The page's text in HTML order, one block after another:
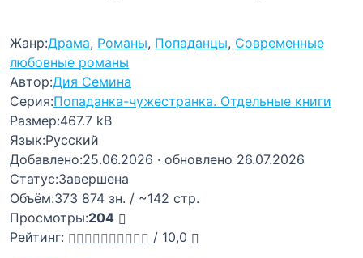
Жанр:Драма, Романы, Попаданцы, Современные
любовные романы
Автор:Дия Семина
Серия:Попаданка-чужестранка. Отдельные книги
Размер:467.7 kB
Язык:Русский
Добавлено:25.06.2026 · обновлено 26.07.2026
Статус:Завершена
Объём:373 874 зн. / ~142 стр.
Просмотры:204
Рейтинг:
/ 10,0